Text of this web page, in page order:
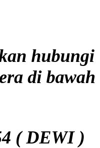
hubungi
di bawah
( DEWI )